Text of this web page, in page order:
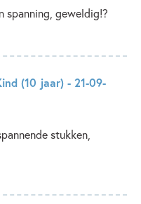
spanning, geweldig!?
(10 jaar) - 21-09-
stukken,